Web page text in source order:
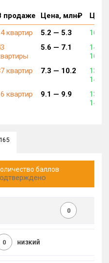
продаже Цена, млн₽
квартир 5.2 — 5.3
160
5.6 — 7.1
146
160
квартир 7.3 — 10.2
135
146
квартир 9.1 — 9.9
130
140
165
баллов
0
низкий
0